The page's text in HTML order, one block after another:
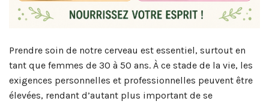
Prendre soin de notre cerveau est essentiel, surtout en
tant que femmes de 30 à 50 ans. À ce stade de la vie, les
exigences personnelles et professionnelles peuvent être
élevées, rendant d’autant plus important de se